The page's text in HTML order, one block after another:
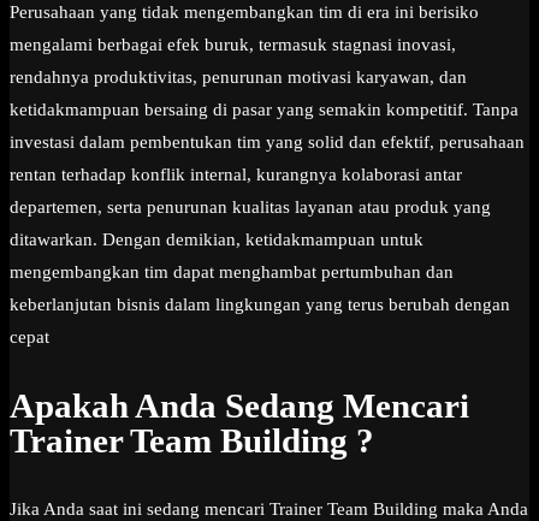
Perusahaan yang tidak mengembangkan tim di era ini berisiko
mengalami berbagai efek buruk, termasuk stagnasi inovasi,
rendahnya produktivitas, penurunan motivasi karyawan, dan
ketidakmampuan bersaing di pasar yang semakin kompetitif. Tanpa
investasi dalam pembentukan tim yang solid dan efektif, perusahaan
rentan terhadap konflik internal, kurangnya kolaborasi antar
departemen, serta penurunan kualitas layanan atau produk yang
ditawarkan. Dengan demikian, ketidakmampuan untuk
mengembangkan tim dapat menghambat pertumbuhan dan
keberlanjutan bisnis dalam lingkungan yang terus berubah dengan
cepat
Apakah Anda Sedang Mencari
Trainer Team Building ?
Jika Anda saat ini sedang mencari Trainer Team Building maka Anda